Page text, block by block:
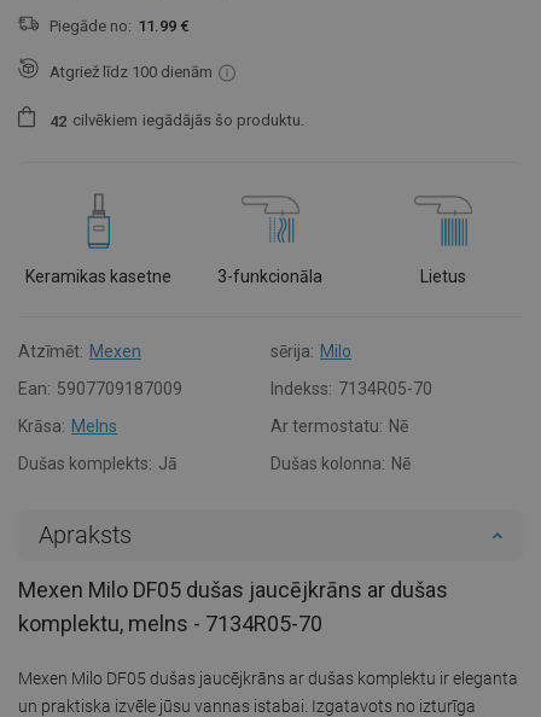
Piegāde no: 11.99 €
Atgriež līdz 100 dienām
42 cilvēkiem iegādājās šo produktu.
Keramikas kasetne 3-funkcionāla Lietus
Atzīmēt: Mexen sērija: Milo
Ean: 5907709187009 Indekss: 7134R05-70
Krāsa: Melns Ar termostatu: Nē
Dušas komplekts: Jā Dušas kolonna: Nē
Apraksts
Mexen Milo DF05 dušas jaucējkrāns ar dušas
komplektu, melns - 7134R05-70
Mexen Milo DF05 dušas jaucējkrāns ar dušas komplektu ir eleganta
un praktiska izvēle jūsu vannas istabai. Izgatavots no izturīga